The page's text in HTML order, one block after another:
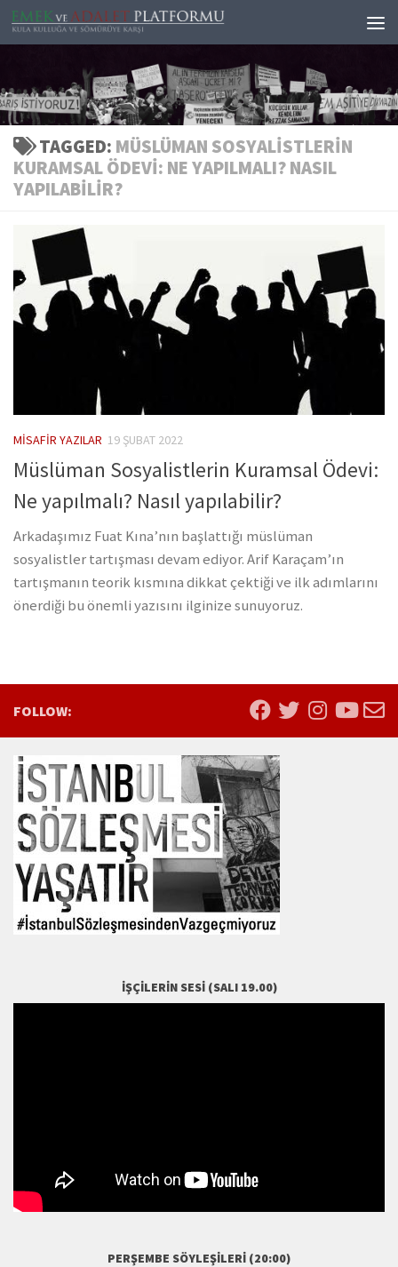
Skip to content
TAGGED: MÜSLÜMAN SOSYALISTLERIN
KURAMSAL ÖDEVI: NE YAPILMALI? NASIL
YAPILABILIR?
MISAFIR YAZILAR 19 ŞUBAT 2022
Müslüman Sosyalistlerin Kuramsal Ödevi:
Ne yapılmalı? Nasıl yapılabilir?
Arkadaşımız Fuat Kına’nın başlattığı müslüman
sosyalistler tartışması devam ediyor. Arif Karaçam’ın
tartışmanın teorik kısmına dikkat çektiği ve ilk adımlarını
önerdiği bu önemli yazısını ilginize sunuyoruz.
FOLLOW:
İŞÇILERIN SESI (SALI 19.00)
PERŞEMBE SÖYLEŞILERI (20:00)